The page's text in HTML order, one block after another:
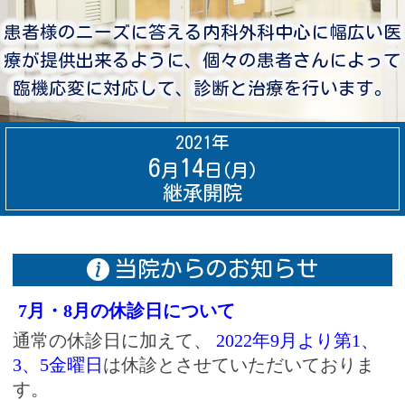
患者様のニーズに答える内科外科中心に幅広い医
療が提供出来るように、 個々の患者さんによって
臨機応変に対応して、診断と治療を行います。
2021年
6 月 14日(月)
継承開院
当院からのお知らせ
7月・8月の休診日について
通常の休診日に加えて、
2022年9月より第1、
3、5金曜日 は休診とさせていただいておりま
す。